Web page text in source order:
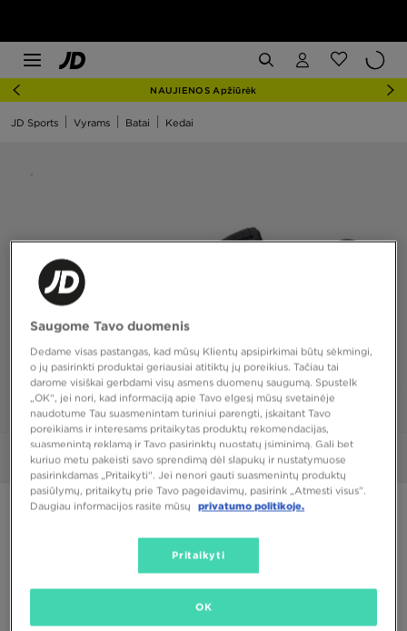
NAUJIENOS Apžiūrėk
JD Sports Vyrams Batai Kedai
Nuotraukos 360° Video
PUIKUS PASIŪLYMAS
104,00 €
Saugome Tavo duomenis
Dedame visas pastangas, kad mūsų Klientų apsipirkimai būtų sėkmingi,
o jų pasirinkti produktai geriausiai atitiktų jų poreikius. Tačiau tai
darome visiškai gerbdami visų asmens duomenų saugumą. Spustelk
„OK“, jei nori, kad informaciją apie Tavo elgesį mūsų svetainėje
naudotume Tau suasmenintam turiniui parengti, įskaitant Tavo
poreikiams ir interesams pritaikytas produktų rekomendacijas,
suasmenintą reklamą ir Tavo pasirinktų nuostatų įsiminimą. Gali bet
kuriuo metu pakeisti savo sprendimą dėl slapukų ir nustatymuose
pasirinkdamas „Pritaikyti“. Jei nenori gauti suasmenintų produktų
pasiūlymų, pritaikytų prie Tavo pageidavimų, pasirink „Atmesti visus”.
Daugiau informacijos rasite mūsų
privatumo politikoje.
Pritaikyti
OK